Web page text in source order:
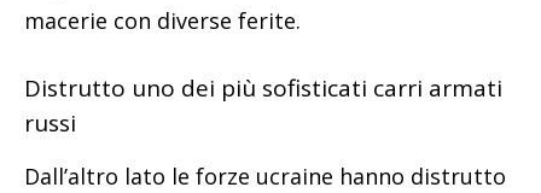
macerie con diverse ferite.
Distrutto uno dei più sofisticati carri armati
russi
Dall’altro lato le forze ucraine hanno distrutto